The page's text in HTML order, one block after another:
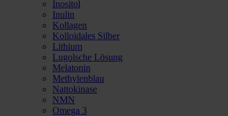
Inositol
Inulin
Kollagen
Kolloidales Silber
Lithium
Lugolsche Lösung
Melatonin
Methylenblau
Nattokinase
NMN
Omega 3